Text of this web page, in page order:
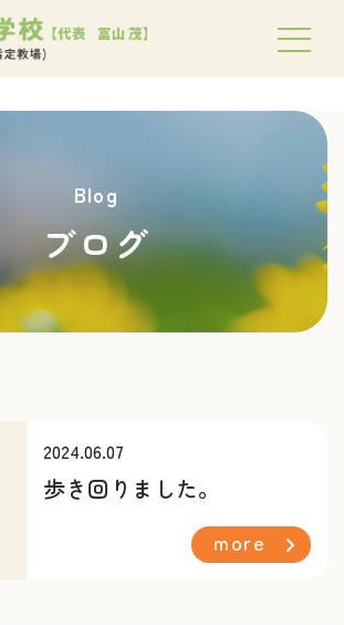
Blog
ブログ
2024.06.07
歩き回りました。
more